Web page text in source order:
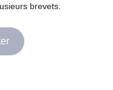
brevets.